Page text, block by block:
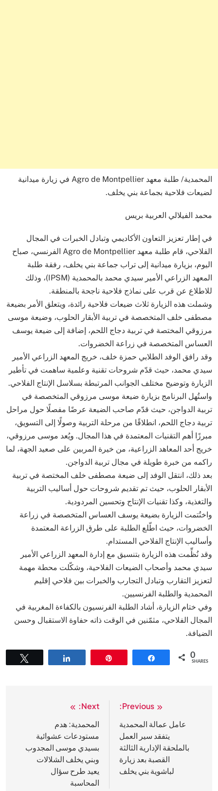
المحمدية/ طلبة معهد Agro de Montpellier في زيارة ميدانية
لضيعات فلاحية بجماعة بني يخلف.
محمد الفيلالي العربية بريس
في إطار تعزيز التعاون الأكاديمي وتبادل الخبرات في المجال
الفلاحي، قام طلبة معهد Agro de Montpellier الفرنسي، صباح
اليوم، بزيارة ميدانية إلى تراب جماعة بني يخلف، رفقة طلبة
المعهد الزراعي الأمير سيدي محمد بالمحمدية (IPSM)، وذلك
للاطلاع عن قرب على نماذج فلاحية ناجحة بالمنطقة.
وشملت هذه الزيارة ثلاث ضيعات فلاحية رائدة، ويتعلق الأمر بضيعة
مصطفى خلف المتخصصة في تربية الأبقار الحلوب، وضيعة موسى
مرزوقي المختصة في تربية دجاج اللحم، إضافة إلى ضيعة يوسف
العساس المتخصصة في زراعة الخضروات.
وقد رافق الوفد الطلابي حمزة خلف، خريج المعهد الزراعي الأمير
سيدي محمد، حيث قدّم شروحات تقنية وعلمية ساهمت في تأطير
الزيارة وتوضيح مختلف الجوانب المرتبطة بسلاسل الإنتاج الفلاحي.
واستُهل البرنامج بزيارة ضيعة موسى مرزوقي المتخصصة في
تربية الدواجن، حيث قدّم صاحب الضيعة عرضًا مفصلًا حول مراحل
تربية دجاج اللحم، انطلاقًا من مرحلة التربية وصولًا إلى التسويق،
مبرزًا أهم التقنيات المعتمدة في هذا المجال. ويُعد موسى مرزوقي،
خريج أحد المعاهد الزراعية، من خيرة المربين على صعيد الجهة، لما
راكمه من خبرة طويلة في مجال تربية الدواجن.
بعد ذلك، انتقل الوفد إلى ضيعة مصطفى خلف المختصة في تربية
الأبقار الحلوب، حيث تم تقديم شروحات حول أساليب التربية
والتغذية، وكذا تقنيات الإنتاج وتحسين المردودية.
واختُتمت الزيارة بضيعة يوسف العساس المتخصصة في زراعة
الخضروات، حيث اطّلع الطلبة على طرق الزراعة المعتمدة
وأساليب الإنتاج الفلاحي المستدام.
وقد نُظِّمت هذه الزيارة بتنسيق مع إدارة المعهد الزراعي الأمير
سيدي محمد وأصحاب الضيعات الفلاحية، وشكّلت محطة مهمة
لتعزيز التقارب وتبادل التجارب والخبرات بين فلاحي إقليم
المحمدية والطلبة الفرنسيين.
وفي ختام الزيارة، أشاد الطلبة الفرنسيون بالكفاءة المغربية في
المجال الفلاحي، مثمّنين في الوقت ذاته حفاوة الاستقبال وحسن
الضيافة.
0
SHARES
المقالات
Previous:
عامل عمالة المحمدية
يتفقد سير العمل
بالملحقة الإدارية الثالثة
القصبة بعد زيارة
لباشوية بني يخلف
Next:
المحمدية: هدم
مستودعات عشوائية
بسيدي موسى المجدوب
وبني يخلف الشلالات
يعيد طرح سؤال
المحاسبة